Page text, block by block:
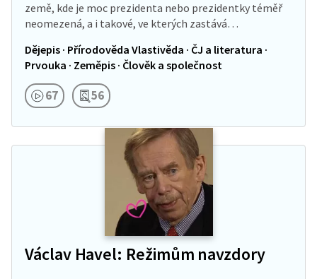
země, kde je moc prezidenta nebo prezidentky téměř
neomezená, a i takové, ve kterých zastává…
Dějepis · Přírodověda Vlastivěda · ČJ a literatura ·
Prvouka · Zeměpis · Člověk a společnost
67 56
Václav Havel: Režimům navzdory